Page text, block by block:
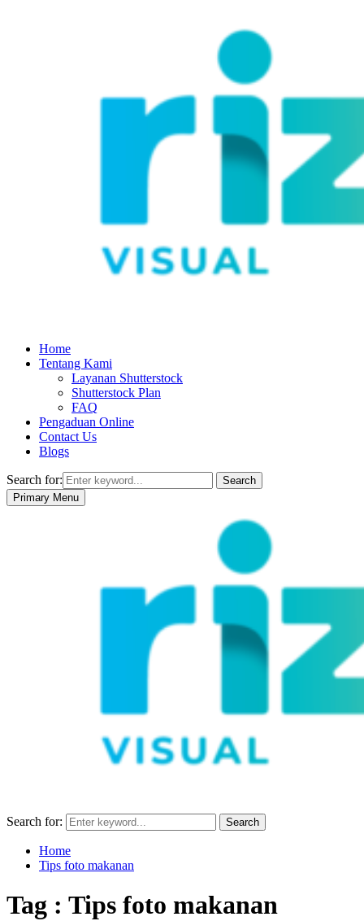
Home
Tentang Kami
Layanan Shutterstock
Shutterstock Plan
FAQ
Pengaduan Online
Contact Us
Blogs
Search for:
Search
Primary Menu
Search for: Search
Home
Tips foto makanan
Tag : Tips foto makanan